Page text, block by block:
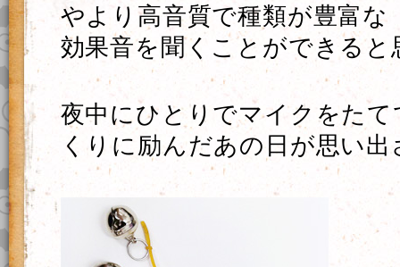
やより高音質で種類が豊富な
効果音を聞くことができると
夜中にひとりでマイクをたて
くりに励んだあの日が思い